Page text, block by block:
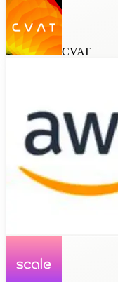
CVAT